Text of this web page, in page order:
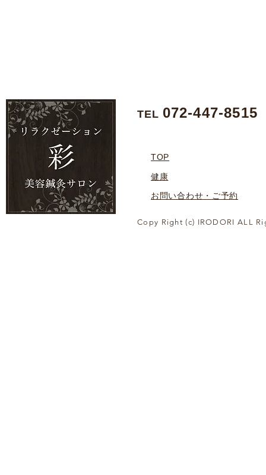
TEL 072-447-8515
TOP
健康
お問い合わせ・ご予約
Copy Right (c) IRODORI ALL